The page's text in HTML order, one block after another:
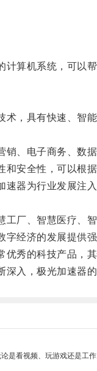
算机系统，可以帮
，具有快速、智能
、电子商务、数据
安全性，可以根
器为行业发展注入
厂、智慧医疗、智
经济的发展提供强
秀的科技产品，其
入，极光加速器的
是看视频、玩游戏还是工